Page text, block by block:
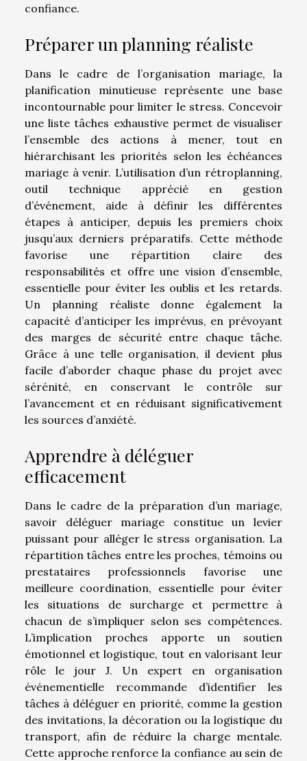
confiance.
Préparer un planning réaliste
Dans le cadre de l’organisation mariage, la
planification minutieuse représente une base
incontournable pour limiter le stress. Concevoir
une liste tâches exhaustive permet de visualiser
l’ensemble des actions à mener, tout en
hiérarchisant les priorités selon les échéances
mariage à venir. L’utilisation d’un rétroplanning,
outil technique apprécié en gestion
d’événement, aide à définir les différentes
étapes à anticiper, depuis les premiers choix
jusqu’aux derniers préparatifs. Cette méthode
favorise une répartition claire des
responsabilités et offre une vision d’ensemble,
essentielle pour éviter les oublis et les retards.
Un planning réaliste donne également la
capacité d’anticiper les imprévus, en prévoyant
des marges de sécurité entre chaque tâche.
Grâce à une telle organisation, il devient plus
facile d’aborder chaque phase du projet avec
sérénité, en conservant le contrôle sur
l’avancement et en réduisant significativement
les sources d’anxiété.
Apprendre à déléguer
efficacement
Dans le cadre de la préparation d’un mariage,
savoir déléguer mariage constitue un levier
puissant pour alléger le stress organisation. La
répartition tâches entre les proches, témoins ou
prestataires professionnels favorise une
meilleure coordination, essentielle pour éviter
les situations de surcharge et permettre à
chacun de s’impliquer selon ses compétences.
L’implication proches apporte un soutien
émotionnel et logistique, tout en valorisant leur
rôle le jour J. Un expert en organisation
événementielle recommande d’identifier les
tâches à déléguer en priorité, comme la gestion
des invitations, la décoration ou la logistique du
transport, afin de réduire la charge mentale.
Cette approche renforce la confiance au sein de